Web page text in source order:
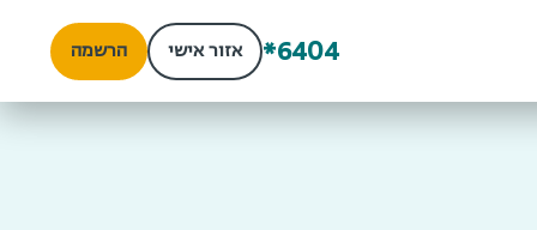
*6404 אזור אישי הרשמה